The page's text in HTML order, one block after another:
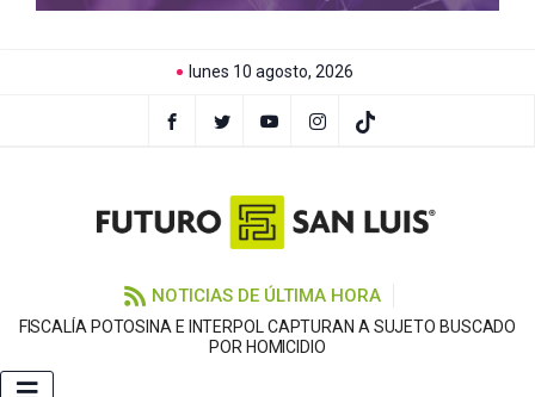
lunes 10 agosto, 2026
NOTICIAS DE ÚLTIMA HORA
FISCALÍA POTOSINA E INTERPOL CAPTURAN A SUJETO BUSCADO
POR HOMICIDIO